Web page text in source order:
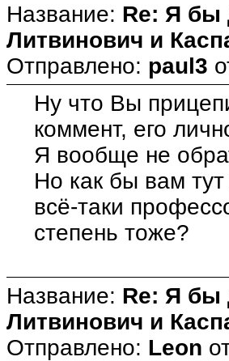
Название: Re: Я бы
Литвинович и
Отправлено: paul3
Ну что Вы
коммент, его
Я вообще не
Но как бы вам
всё-таки
степень тоже?
Название: Re: Я бы
Литвинович и
Отправлено: Leon